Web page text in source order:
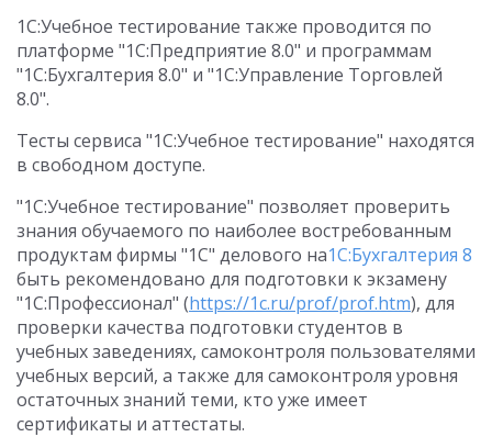
1С:Учебное тестирование также проводится по
платформе "1С:Предприятие 8.0" и программам
"1С:Бухгалтерия 8.0" и "1С:Управление Торговлей
8.0".
Тесты сервиса "1С:Учебное тестирование" находятся
в свободном доступе.
"1С:Учебное тестирование" позволяет проверить
знания обучаемого по наиболее востребованным
продуктам фирмы "1С" делового на1С:Бухгалтерия 8
быть рекомендовано для подготовки к экзамену
"1С:Профессионал" (https://1c.ru/prof/prof.htm), для
проверки качества подготовки студентов в
учебных заведениях, самоконтроля пользователями
учебных версий, а также для самоконтроля уровня
остаточных знаний теми, кто уже имеет
сертификаты и аттестаты.